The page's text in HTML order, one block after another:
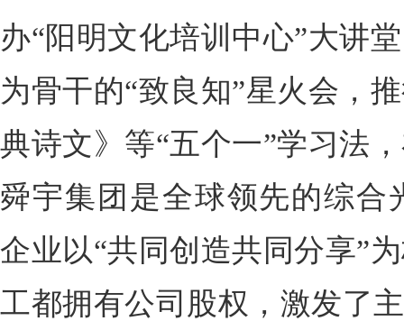
办“阳明文化培训中心”大讲
为骨干的“致良知”星火会，
典诗文》等“五个一”学习法
舜宇集团是全球领先的综合
企业以“共同创造共同分享”
工都拥有公司股权，激发了